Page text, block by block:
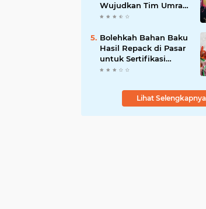
Wujudkan Tim Umrah
dan Haji Indonesia
Bolehkah Bahan Baku
Hasil Repack di Pasar
untuk Sertifikasi
Halal? Ini
Lihat Selengkapnya